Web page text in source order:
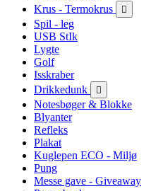
Krus - Termokrus

Spil - leg
USB StIk
Lygte
Golf
Isskraber
Drikkedunk

Notesbøger & Blokke
Blyanter
Refleks
Plakat
Kuglepen ECO - Miljø
Pung
Messe gave - Giveaway